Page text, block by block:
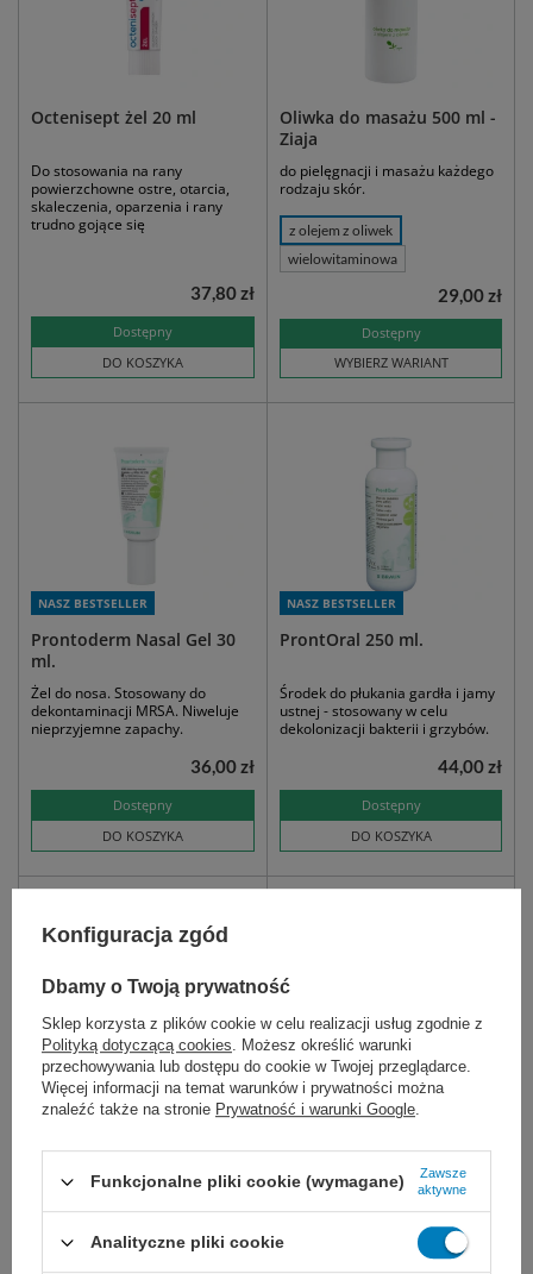
Octenisept żel 20 ml
Do stosowania na rany
powierzchowne ostre, otarcia,
skaleczenia, oparzenia i rany
trudno gojące się
Dostępny
DO KOSZYKA
37,80 zł
Oliwka do masażu 500 ml -
Ziaja
do pielęgnacji i masażu każdego
rodzaju skór.
z olejem z oliwek
wielowitaminowa
Dostępny
WYBIERZ WARIANT
29,00 zł
NASZ BESTSELLER
Prontoderm Nasal Gel 30
ml.
Żel do nosa. Stosowany do
dekontaminacji MRSA. Niweluje
nieprzyjemne zapachy.
Dostępny
DO KOSZYKA
36,00 zł
NASZ BESTSELLER
ProntOral 250 ml.
Środek do płukania gardła i jamy
ustnej - stosowany w celu
dekolonizacji bakterii i grzybów.
Dostępny
DO KOSZYKA
44,00 zł
NASZ BESTSELLER
Prontosan - roztwór do
przewlekłych.
Prontosan Acute Wound
Żel do pielęgnacji ran
przewlekłych.
39,00 zł
Konfiguracja zgód
Dbamy o Twoją prywatność
Sklep korzysta z plików cookie w celu realizacji usług zgodnie z
Polityką dotyczącą cookies. Możesz określić warunki
przechowywania lub dostępu do cookie w Twojej przeglądarce.
Więcej informacji na temat warunków i prywatności można
znaleźć także na stronie Prywatność i warunki Google.
Funkcjonalne pliki cookie (wymagane)
Zawsze
aktywne
Analityczne pliki cookie